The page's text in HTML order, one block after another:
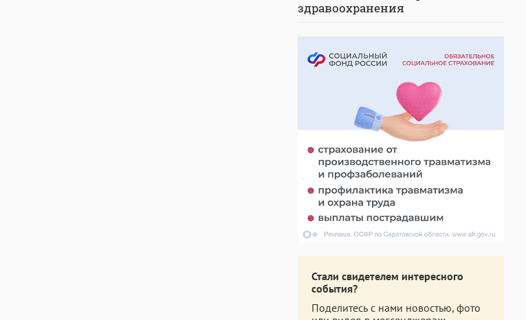
здравоохранения
Стали свидетелем интересного
события?
Поделитесь с нами новостью, фото